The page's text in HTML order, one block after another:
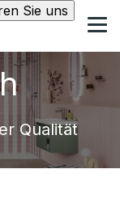
Sie uns
Qualität